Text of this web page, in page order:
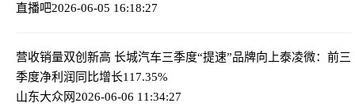
直播吧2026-06-05 16:18:27
营收销量双创新高 长城汽车三季度“提速”品牌向上泰凌微：前三
季度净利润同比增长117.35%
山东大众网2026-06-06 11:34:27